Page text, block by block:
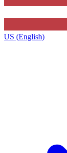
US (English)